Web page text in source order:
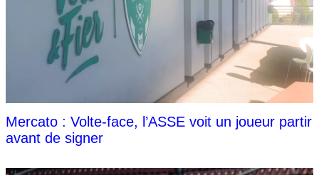
Mercato : Volte-face, l’ASSE voit un joueur partir
avant de signer